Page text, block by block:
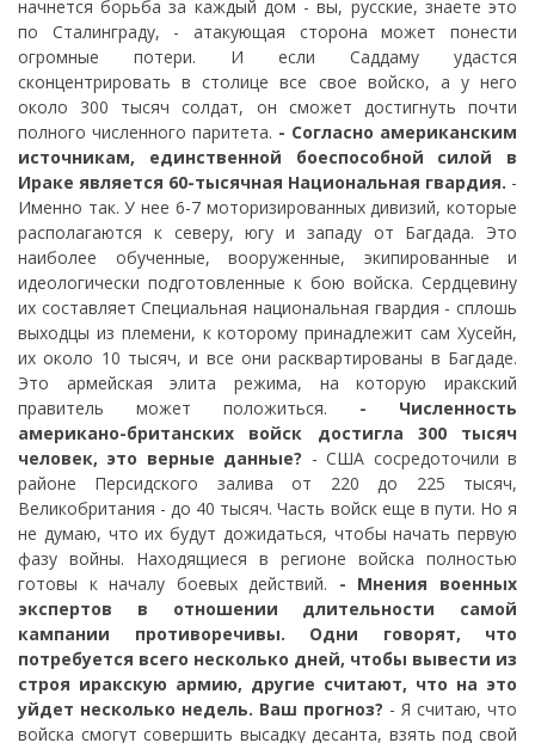
начнется борьба за каждый дом - вы, русские, знаете это
по Сталинграду, - атакующая сторона может понести
огромные потери. И если Саддаму удастся
сконцентрировать в столице все свое войско, а у него
около 300 тысяч солдат, он сможет достигнуть почти
полного численного паритета. - Согласно американским
источникам, единственной боеспособной силой в
Ираке является 60-тысячная Национальная гвардия. -
Именно так. У нее 6-7 моторизированных дивизий, которые
располагаются к северу, югу и западу от Багдада. Это
наиболее обученные, вооруженные, экипированные и
идеологически подготовленные к бою войска. Сердцевину
их составляет Специальная национальная гвардия - сплошь
выходцы из племени, к которому принадлежит сам Хусейн,
их около 10 тысяч, и все они расквартированы в Багдаде.
Это армейская элита режима, на которую иракский
правитель может положиться. - Численность
американо-британских войск достигла 300 тысяч
человек, это верные данные? - США сосредоточили в
районе Персидского залива от 220 до 225 тысяч,
Великобритания - до 40 тысяч. Часть войск еще в пути. Но я
не думаю, что их будут дожидаться, чтобы начать первую
фазу войны. Находящиеся в регионе войска полностью
готовы к началу боевых действий. - Мнения военных
экспертов в отношении длительности самой
кампании противоречивы. Одни говорят, что
потребуется всего несколько дней, чтобы вывести из
строя иракскую армию, другие считают, что на это
уйдет несколько недель. Ваш прогноз? - Я считаю, что
войска смогут совершить высадку десанта, взять под свой